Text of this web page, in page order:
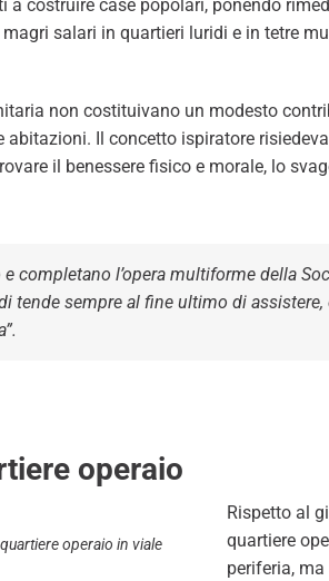
a costruire case popolari, ponendo
salari in quartieri luridi e in tetre
non costituivano un modesto
abitazioni. Il concetto ispiratore
il benessere fisico e morale, lo
e completano l’opera multiforme della
tende sempre al fine ultimo di
operaio
operaio in viale
Rispetto al
quartiere
periferia,